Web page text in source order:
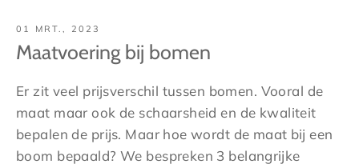
01 MRT., 2023
Maatvoering bij bomen
Er zit veel prijsverschil tussen bomen. Vooral de
maat maar ook de schaarsheid en de kwaliteit
bepalen de prijs. Maar hoe wordt de maat bij een
boom bepaald? We bespreken 3 belangrijke